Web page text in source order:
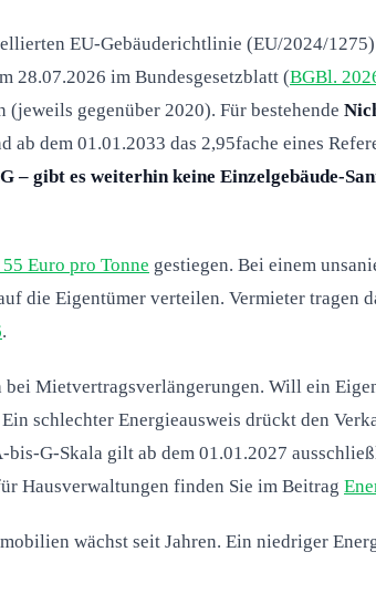
EU-Gebäuderichtlinie (EU/2024/
28.07.2026 im Bundesgesetzblatt (BGBl.
gegenüber 2020). Für bestehende
dem 01.01.2033 das 2,95fache eines
– gibt es weiterhin keine Einzelgebäude-
Euro pro Tonne gestiegen. Bei einem
die Eigentümer verteilen. Vermieter tragen
.
Mietvertragsverlängerungen. Will ein
schlechter Energieausweis drückt den
G-Skala gilt ab dem 01.01.2027
Hausverwaltungen finden Sie im Beitrag
wächst seit Jahren. Ein niedriger